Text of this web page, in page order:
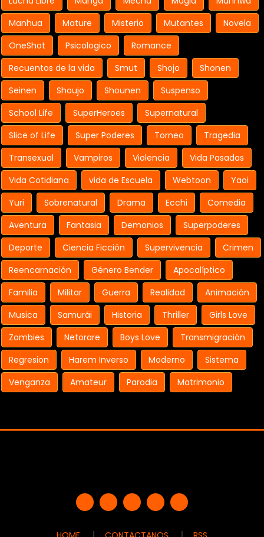
Manhua
Mature Misterio Mutantes
Novela
OneShot
Psicologico
Romance
Recuentos de la vida
Smut Shojo
Shonen
Seinen
Shoujo Shounen
Suspenso
School Life
SuperHeroes
Supernatural
Slice of Life
Super Poderes Torneo
Tragedia
Transexual
Vampiros Violencia
Vida Pasadas
Vida Cotidiana
vida de Escuela Webtoon
Yaoi
Yuri
Sobrenatural Drama Ecchi
Comedia
Aventura
Fantasia Demonios
Superpoderes
Deporte
Ciencia Ficción Supervivencia
Crimen
Reencarnación
Género Bender
Apocalíptico
Familia
Militar Guerra Realidad
Animación
Musica
Samurái Historia Thriller
Girls Love
Zombies
Netorare Boys Love
Transmigración
Regresion
Harem Inverso Moderno
Sistema
Venganza
Amateur Parodia Matrimonio